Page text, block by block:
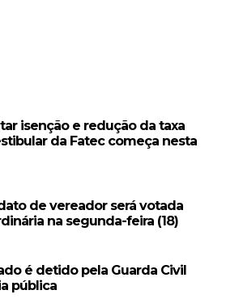
isenção e redução da taxa
da Fatec começa nesta
de vereador será votada
na segunda-feira (18)
é detido pela Guarda Civil
pública